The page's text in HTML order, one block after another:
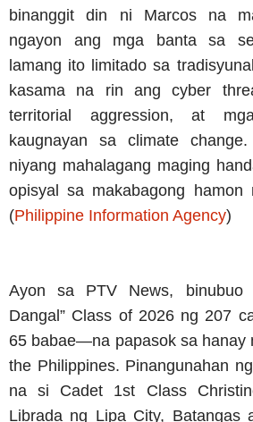
binanggit din ni Marcos na
ngayon ang mga banta sa
lamang ito limitado sa
kasama na rin ang cyber
territorial aggression, at
kaugnayan sa climate
niyang mahalagang maging
opisyal sa makabagong hamon
(Philippine Information Agency)
Ayon sa PTV News, binubuo
Dangal” Class of 2026 ng 207
65 babae—na papasok sa hanay
the Philippines. Pinangunahan
na si Cadet 1st Class
Librada ng Lipa City, Batangas